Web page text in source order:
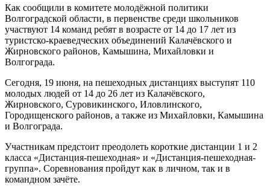
Как сообщили в комитете молодёжной политики
Волгоградской области, в первенстве среди школьников
участвуют 14 команд ребят в возрасте от 14 до 17 лет из
туристско-краеведческих объединений Калачёвского и
Жирновского районов, Камышина, Михайловки и
Волгограда.
Сегодня, 19 июня, на пешеходных дистанциях выступят 110
молодых людей от 14 до 26 лет из Калачёвского,
Жирновского, Суровикинского, Иловлинского,
Городищенского районов, а также из Михайловки, Камышина
и Волгограда.
Участникам предстоит преодолеть короткие дистанции 1 и 2
класса «Дистанция-пешеходная» и «Дистанция-пешеходная-
группа». Соревнования пройдут как в личном, так и в
командном зачёте.